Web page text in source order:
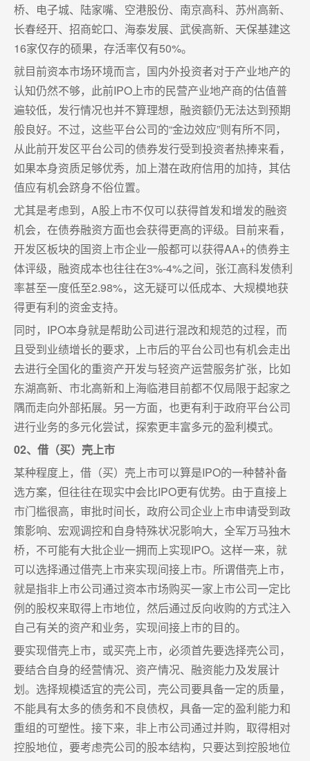
桥、电子城、陆家嘴、空港股份、南京高科、苏州高新、
长春经开、招商蛇口、海泰发展、武侯高新、天保基建这
16家仅存的硕果，存活率仅有50%。
就目前资本市场环境而言，国内外投资者对于产业地产的
认知仍然不够，此前IPO上市的民营产业地产商的估值普
遍较低，发行情况也并不算理想，融资额仍无法达到预期
般良好。不过，这些平台公司的“金边效应”则有所不同，
从此前开发区平台公司的债券发行受到投资者热捧来看，
如果本身资质足够优秀，加上潜在政府信用的加持，其估
值应有机会跻身不俗位置。
尤其是考虑到，A股上市不仅可以获得首发和增发的融资
机会，在债券融资方面也会获得更高的评级。目前来看，
开发区板块的国资上市企业一般都可以获得AA+的债券主
体评级，融资成本也往往在3%-4%之间，张江高科发债利
率甚至一度低至2.98%，这无疑可以低成本、大规模地获
得更有利的资金支持。
同时，IPO本身就是帮助公司进行混改和规范的过程，而
且受到业绩增长的要求，上市后的平台公司也有机会走出
去进行全国化的重资产开发与轻资产运营服务扩张，比如
东湖高新、市北高新和上海临港目前都不仅局限于起家之
隅而走向外部拓展。另一方面，也更有利于政府平台公司
进行业务的多元化尝试，探索更丰富多元的盈利模式。
02、借（买）壳上市
某种程度上，借（买）壳上市可以算是IPO的一种替补备
选方案，但往往在现实中会比IPO更有优势。由于直接上
市门槛很高，审批时间长，政府公司企业上市申请受到政
策影响、宏观调控和自身特殊状况影响大，全军万马独木
桥，不可能有大批企业一拥而上实现IPO。这样一来，就
可以选择通过借壳上市来实现间接上市。所谓借壳上市，
就是指非上市公司通过资本市场购买一家上市公司一定比
例的股权来取得上市地位，然后通过反向收购的方式注入
自己有关的资产和业务，实现间接上市的目的。
要实现借壳上市，或买壳上市，必须首先要选择壳公司，
要结合自身的经营情况、资产情况、融资能力及发展计
划。选择规模适宜的壳公司，壳公司要具备一定的质量，
不能具有太多的债务和不良债权，具备一定的盈利能力和
重组的可塑性。接下来，非上市公司通过并购，取得相对
控股地位，要考虑壳公司的股本结构，只要达到控股地位